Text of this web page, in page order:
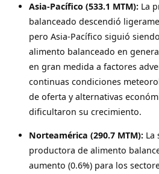
Asia-Pacífico (533.1 MTM): La
balanceado descendió
pero Asia-Pacífico siguió
alimento balanceado en
en gran medida a factores
continuas condiciones
de oferta y alternativas
dificultaron su crecimiento.
Norteamérica (290.7 MTM): La
productora de alimento
aumento (0.6%) para los